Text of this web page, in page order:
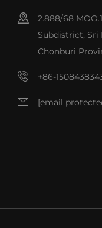
2.888/68
Subdistrict, Sri
Chonburi
+86-
[email